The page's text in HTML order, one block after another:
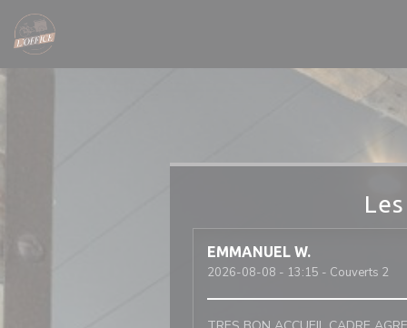
Personnalisation de vos choix en matière de cookies
EMMANUEL W
2026-08-08 - 13:15 - Couverts 2